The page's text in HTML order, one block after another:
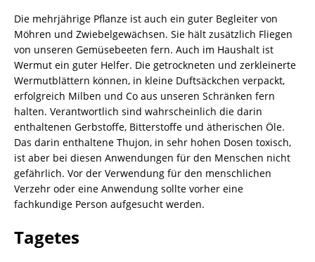
Die mehrjährige Pflanze ist auch ein guter Begleiter von
Möhren und Zwiebelgewächsen. Sie hält zusätzlich Fliegen
von unseren Gemüsebeeten fern. Auch im Haushalt ist
Wermut ein guter Helfer. Die getrockneten und zerkleinerte
Wermutblättern können, in kleine Duftsäckchen verpackt,
erfolgreich Milben und Co aus unseren Schränken fern
halten. Verantwortlich sind wahrscheinlich die darin
enthaltenen Gerbstoffe, Bitterstoffe und ätherischen Öle.
Das darin enthaltene Thujon, in sehr hohen Dosen toxisch,
ist aber bei diesen Anwendungen für den Menschen nicht
gefährlich. Vor der Verwendung für den menschlichen
Verzehr oder eine Anwendung sollte vorher eine
fachkundige Person aufgesucht werden.
Tagetes